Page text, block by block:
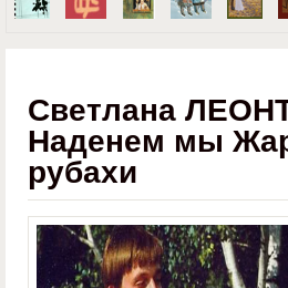
Светлана
Наденем мы
рубахи